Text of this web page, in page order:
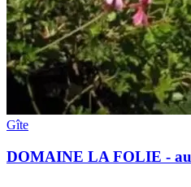
Gîte
DOMAINE LA FOLIE - au